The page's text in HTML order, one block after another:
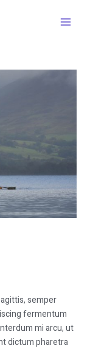
semper
fermentum
mi arcu, ut
dictum pharetra